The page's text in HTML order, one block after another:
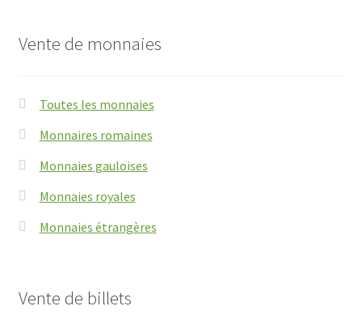
Vente de monnaies
Toutes les monnaies
Monnaires romaines
Monnaies gauloises
Monnaies royales
Monnaies étrangères
Vente de billets